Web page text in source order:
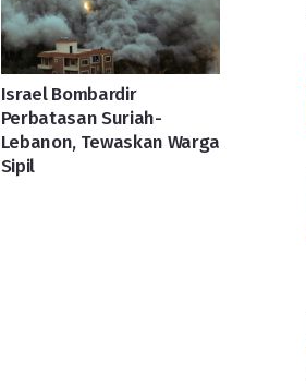
Israel Bombardir
Perbatasan Suriah-
Lebanon, Tewaskan Warga
Sipil